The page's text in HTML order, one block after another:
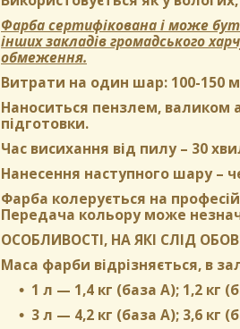
Фарба сертифікована і може
інших закладів громадського
обмеження.
Витрати на один шар: 100-150
Наноситься пензлем, валиком
підготовки.
Час висихання від пилу– 30
Нанесення наступного шару–
Фарба колерується на
Передача кольору може
ОСОБЛИВОСТІ, НА ЯКІ СЛІД
Маса фарби відрізняється, в
1 л — 1,4 кг (база А); 1,2 кг
3 л — 4,2 кг (база А); 3,6 кг